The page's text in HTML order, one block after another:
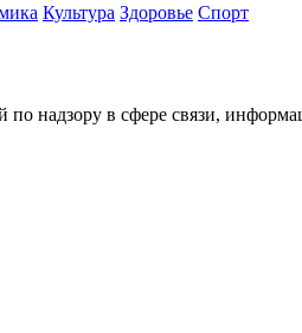
Культура Здоровье Спорт
надзору в сфере связи,